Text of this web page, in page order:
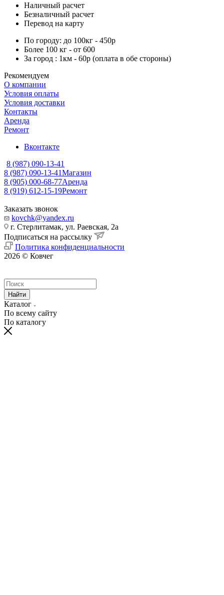
Наличный расчет
Безналичный расчет
Перевод на карту
По городу: до 100кг - 450р
Более 100 кг - от 600
За город : 1км - 60р (оплата в обе стороны)
Рекомендуем
О компании
Условия оплаты
Условия доставки
Контакты
Аренда
Ремонт
Вконтакте
8 (987) 090-13-41
8 (987) 090-13-41Магазин
8 (905) 000-68-77Аренда
8 (919) 612-15-19Ремонт
Заказать звонок
kovchk@yandex.ru
г. Стерлитамак, ул. Раевская, 2а
Подписаться на рассылку
Политика конфиденциальности
2026 © Ковчег
Найти
Каталог
По всему сайту
По каталогу